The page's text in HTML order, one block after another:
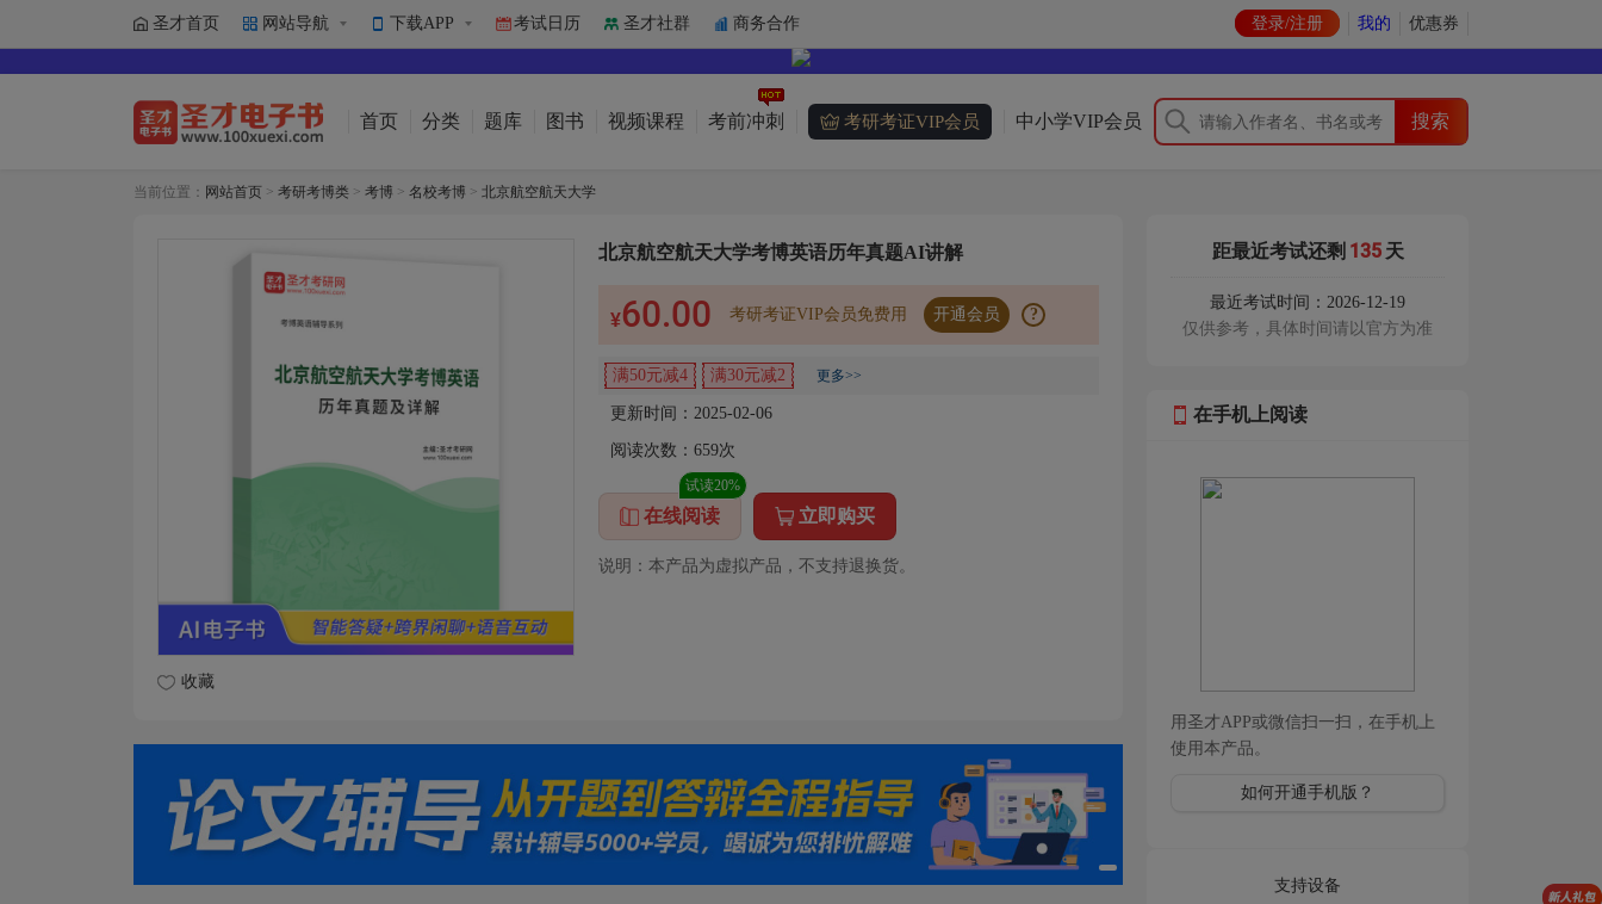
圣才首页 网站导航 下载APP 考试日历 圣才社群 商务合作 登录/注册 我的 优惠券
首页 分类 题库 图书 视频课程 考前冲刺 考研考证VIP会员 中小学VIP会员
当前位置： 网站首页 > 考研考博类 > 考博 > 名校考博 > 北京航空航天大学
收藏
北京航空航天大学考博英语历年真题AI讲解
¥60.00 考研考证VIP会员免费用 开通会员 ?
满50元减4 满30元减2 更多>>
更新时间：2025-02-06
阅读次数： 659次
在线阅读
试读20%
立即购买
说明：本产品为虚拟产品，不支持退换货。
距最近考试还剩 135 天
最近考试时间：2026-12-19
仅供参考，具体时间请以官方为准
在手机上阅读
用圣才APP或微信扫一扫，在手机上
使用本产品。
如何开通手机版？
支持设备